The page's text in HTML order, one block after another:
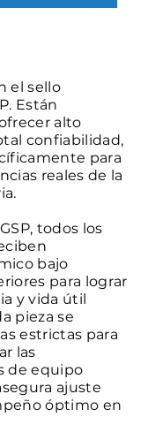
el sello
Están
alto
confiabilidad,
para
reales de la
todos los
bajo
para lograr
y vida útil
pieza se
estrictas para
las
de equipo
ajuste
óptimo en